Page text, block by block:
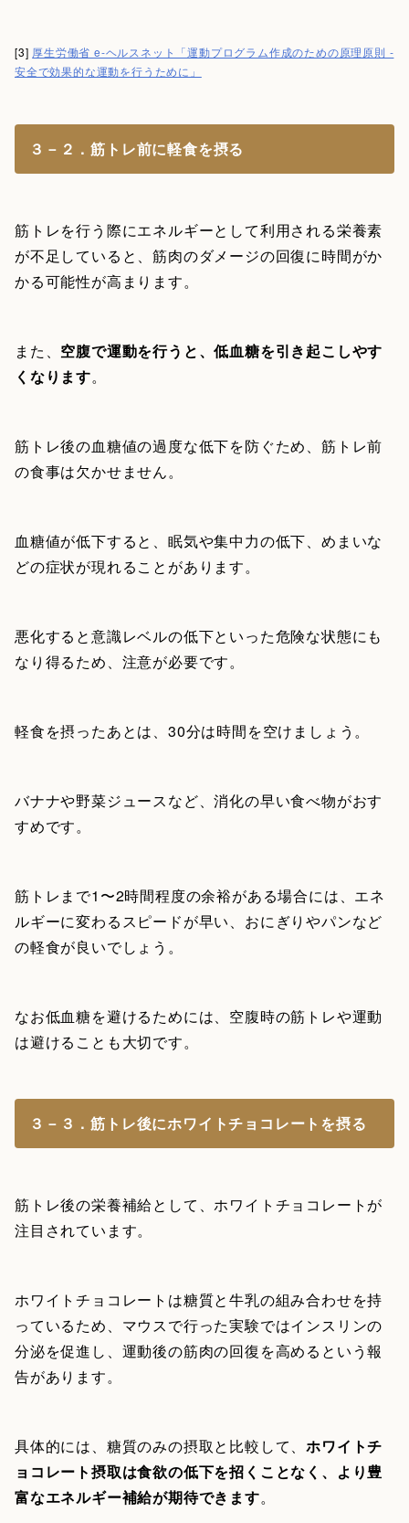
[3] 厚生労働省 e-ヘルスネット「運動プログラム作成のための原理原則 -
安全で効果的な運動を行うために」
３－２．筋トレ前に軽食を摂る
筋トレを行う際にエネルギーとして利用される栄養素
が不足していると、筋肉のダメージの回復に時間がか
かる可能性が高まります。
また、 空腹で運動を行うと、低血糖を引き起こしやす
くなります。
筋トレ後の血糖値の過度な低下を防ぐため、筋トレ前
の食事は欠かせません。
血糖値が低下すると、眠気や集中力の低下、めまいな
どの症状が現れることがあります。
悪化すると意識レベルの低下といった危険な状態にも
なり得るため、注意が必要です。
軽食を摂ったあとは、30分は時間を空けましょう。
バナナや野菜ジュースなど、消化の早い食べ物がおす
すめです。
筋トレまで1〜2時間程度の余裕がある場合には、エネ
ルギーに変わるスピードが早い、おにぎりやパンなど
の軽食が良いでしょう。
なお低血糖を避けるためには、空腹時の筋トレや運動
は避けることも大切です。
３－３．筋トレ後にホワイトチョコレートを摂る
筋トレ後の栄養補給として、ホワイトチョコレートが
注目されています。
ホワイトチョコレートは糖質と牛乳の組み合わせを持
っているため、マウスで行った実験ではインスリンの
分泌を促進し、運動後の筋肉の回復を高めるという報
告があります。
具体的には、糖質のみの摂取と比較して、ホワイトチ
ョコレート摂取は食欲の低下を招くことなく、より豊
富なエネルギー補給が期待できます。